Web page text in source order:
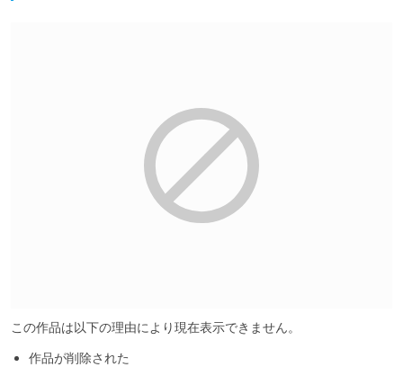
この作品は以下の理由により現在表示できません。
作品が削除された